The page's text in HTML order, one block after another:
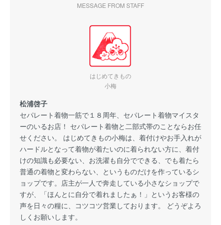
MESSAGE FROM STAFF
はじめてきもの
小梅
松浦啓子
セパレート着物一筋で１８周年、セパレート着物マイスタ
ーのいるお店！ セパレート着物と二部式帯のことならお任
せください。 はじめてきもの小梅は、着付けやお手入れが
ハードルとなって着物が着たいのに着られない方に、着付
けの知識も必要ない、お洗濯も自分でできる、でも着たら
普通の着物と変わらない、というものだけを作っているシ
ョップです。店主が一人で奔走している小さなショップで
すが、「ほんとに自分で着れましたぁ！」というお客様の
声を日々の糧に、コツコツ営業しております。 どうぞよろ
しくお願いします。